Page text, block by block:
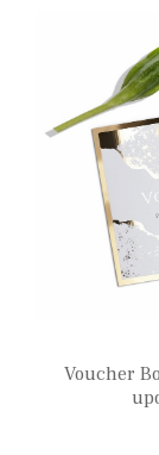
Voucher